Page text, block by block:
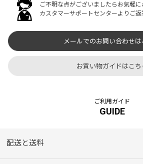
ご不明な点がございましたらお気軽に
カスタマーサポートセンターよりご返
メールでのお問い合わせは
お買い物ガイドはこち
ご利用ガイド
GUIDE
配送と送料